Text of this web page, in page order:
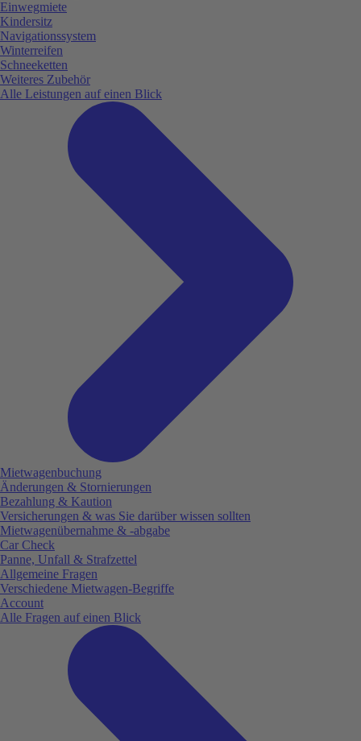
Einwegmiete
Kindersitz
Navigationssystem
Winterreifen
Schneeketten
Weiteres Zubehör
Alle Leistungen auf einen Blick
Mietwagenbuchung
Änderungen & Stornierungen
Bezahlung & Kaution
Versicherungen & was Sie darüber wissen sollten
Mietwagenübernahme & -abgabe
Car Check
Panne, Unfall & Strafzettel
Allgemeine Fragen
Verschiedene Mietwagen-Begriffe
Account
Alle Fragen auf einen Blick